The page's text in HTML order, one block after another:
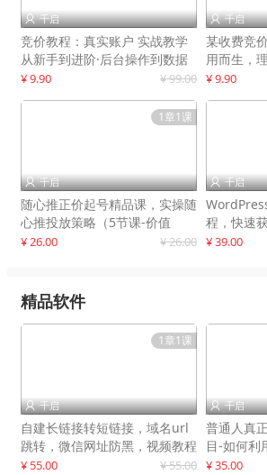
 千启
竞价教程：真实账户 实战教学
从新手到进阶·后台操作到数据
优化
¥ 9.90 ¥ 99.00
 千启
某收费竞
用而生，
节课）
¥ 9.90
1章1课
 千启
随心推正价起号精品课，实操随
心推投放策略（5节课-价值
298）
¥ 26.00 ¥ 26.00
 千启
程，快速
+教程）
¥ 39.00
精品软件
1章1课
 千启
自建长链接转短链接，域名url
跳转，微信网址防黑，视频教程
手把手教你
¥ 55.00 ¥ 55.00
 千启
普通人真
目-如何利
课）
¥ 35.00